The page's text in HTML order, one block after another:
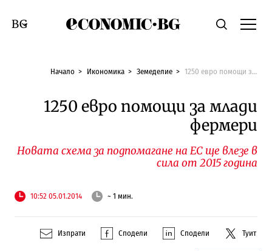
Economic.bgТърсене
Смяна на език
Начало Икономика Земеделие 1250 евро помощи за млади фермери
1250 евро помощи за млади
фермери
Новата схема за подпомагане на ЕС ще влезе в
сила от 2015 година
10:52 05.01.2014 ~ 1 мин.
Изпрати Сподели Сподели Туит